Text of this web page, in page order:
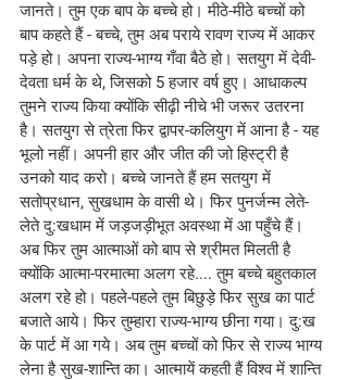
जानते। तुम एक बाप के बच्चे हो। मीठे-मीठे बच्चों को
बाप कहते हैं - बच्चे, तुम अब पराये रावण राज्य में आकर
पड़े हो। अपना राज्य-भाग्य गँवा बैठे हो। सतयुग में देवी-
देवता धर्म के थे, जिसको 5 हजार वर्ष हुए। आधाकल्प
तुमने राज्य किया क्योंकि सीढ़ी नीचे भी जरूर उतरना
है। सतयुग से त्रेता फिर द्वापर-कलियुग में आना है - यह
भूलो नहीं। अपनी हार और जीत की जो हिस्ट्री है
उनको याद करो। बच्चे जानते हैं हम सतयुग में
सतोप्रधान, सुखधाम के वासी थे। फिर पुनर्जन्म लेते-
लेते दु:खधाम में जड़जड़ीभूत अवस्था में आ पहुँचे हैं।
अब फिर तुम आत्माओं को बाप से श्रीमत मिलती है
क्योंकि आत्मा-परमात्मा अलग रहे.... तुम बच्चे बहुतकाल
अलग रहे हो। पहले-पहले तुम बिछुड़े फिर सुख का पार्ट
बजाते आये। फिर तुम्हारा राज्य-भाग्य छीना गया। दु:ख
के पार्ट में आ गये। अब तुम बच्चों को फिर से राज्य भाग्य
लेना है सुख-शान्ति का। आत्मायें कहती हैं विश्व में शान्ति